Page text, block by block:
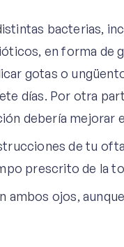
bacterias,
en forma de
gotas o
días. Por otra
debería mejorar
de tu
prescrito de la
ambos ojos,